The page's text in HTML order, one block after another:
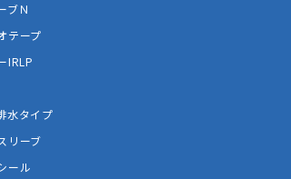
ブＮ
テープ
IRLP
水タイプ
リーブ
ール